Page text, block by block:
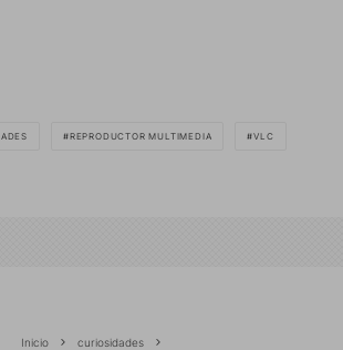
REPRODUCTOR MULTIMEDIA VLC
Inicio
curiosidades